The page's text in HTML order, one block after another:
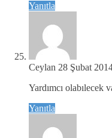
Yanıtla
Ceylan 28 Şubat
Yardımcı olabılecek
Yanıtla